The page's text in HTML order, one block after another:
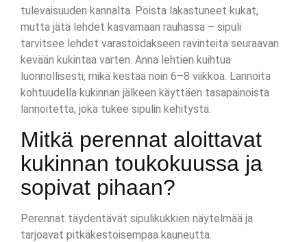
tulevaisuuden kannalta. Poista lakastuneet kukat,
mutta jätä lehdet kasvamaan rauhassa – sipuli
tarvitsee lehdet varastoidakseen ravinteita seuraavan
kevään kukintaa varten. Anna lehtien kuihtua
luonnollisesti, mikä kestää noin 6–8 viikkoa. Lannoita
kohtuudella kukinnan jälkeen käyttäen tasapainoista
lannoitetta, joka tukee sipulin kehitystä.
Mitkä perennat aloittavat
kukinnan toukokuussa ja
sopivat pihaan?
Perennat täydentävät sipulikukkien näytelmää ja
tarjoavat pitkäkestoisempaa kauneutta.